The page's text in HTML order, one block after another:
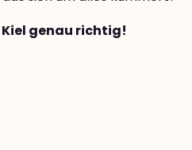
Kiel genau richtig!